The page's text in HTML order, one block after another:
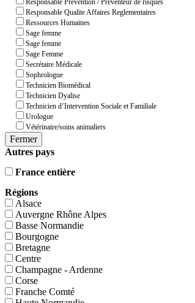
Responsable Prévention / Préventeur de risques
Responsable Qualite Affaires Reglementaires
Ressources Humaines
Sage femme
Sage femme
Sage Femme
Secrétaire Médicale
Sophrologue
Technicien Biomédical
Technicien Dyalise
Technicien d’Intervention Sociale et Familiale
Urologue
Vétérinaire/soins animaliers
Fermer
Autres pays
France entière
Régions
Alsace
Auvergne Rhône Alpes
Basse Normandie
Bourgogne
Bretagne
Centre
Champagne - Ardenne
Corse
Franche Comté